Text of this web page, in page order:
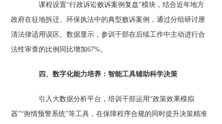
课程设置“行政诉讼败诉案例复盘”模块，结合近年地方
政府在征地拆迁、环保执法中的典型败诉案例，通过分组研讨厘
清法律适用误区。数据显示，参训干部在后续工作中主动进行合
法性审查的比例同比增加67%。
四、数字化能力培养：智能工具辅助科学决策‌
引入大数据分析平台，培训干部运用“政策效果模拟
器”“舆情预警系统”等工具，在保障程序合规的同时提升决策精准